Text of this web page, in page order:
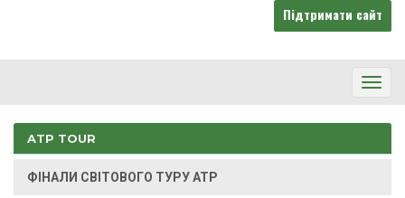
Підтримати сайт
ATP TOUR
ФІНАЛИ СВІТОВОГО ТУРУ ATP